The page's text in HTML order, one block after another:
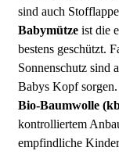
sind auch
Babymütze ist die
bestens geschützt.
Sonnenschutz sind
Babys Kopf
Bio-Baumwolle
kontrolliertem
empfindliche